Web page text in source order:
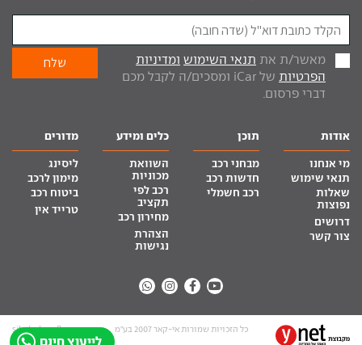
לייעוץ חינם
מאשר/ת את תנאי השימוש ומדיניות
הפרטיות
של iCar ומסכים/ה לקבל מכם
דברי פרסום.
אודות
מי אנחנו
תנאי שימוש
שאלות
נפוצות
דרושים
צור קשר
תוכן
מבחני רכב
חדשות רכב
רכב חשמלי
כלים ומידע
השוואת
מכוניות
רכב לפי
תקציב
מחירון רכב
הצהרת
נגישות
מדורים
ליסינג
מימון לרכב
ביטוח רכב
טרייד אין
כל הזכויות שמורות אי-קאר 2007 בע”מ site by tq.soft